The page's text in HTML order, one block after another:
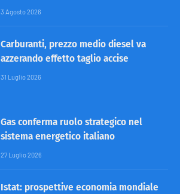
3 Agosto 2026
Carburanti, prezzo medio diesel va
azzerando effetto taglio accise
31 Luglio 2026
Gas conferma ruolo strategico nel
sistema energetico italiano
27 Luglio 2026
Istat: prospettive economia mondiale